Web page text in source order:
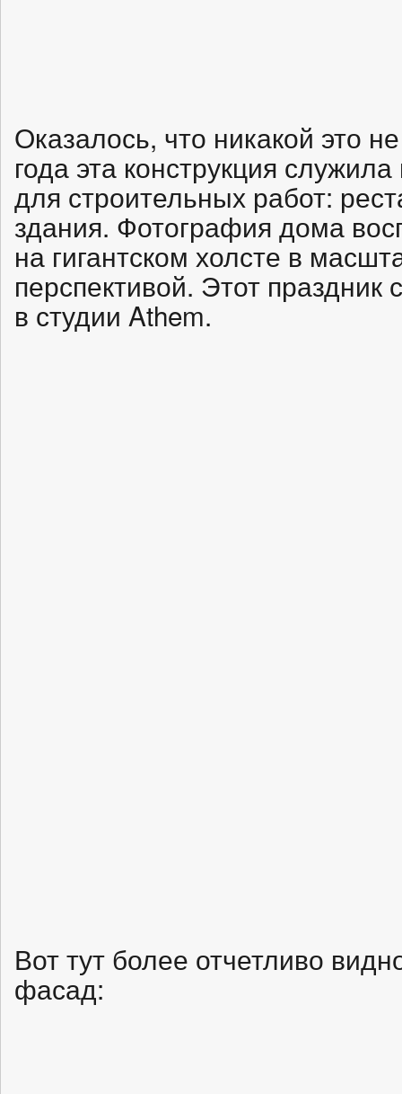
Оказалось, что никакой это
года эта конструкция
для строительных работ:
здания. Фотография дома
на гигантском холсте в
перспективой. Этот
в студии Athem.
Вот тут более отчетливо
фасад: